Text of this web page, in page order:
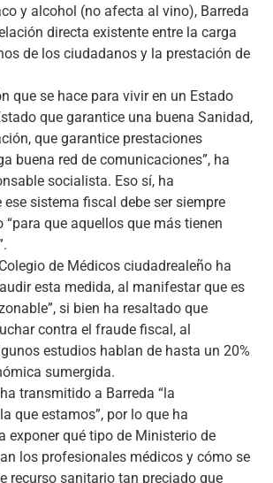
y alcohol (no afecta al vino), Barreda
directa existente entre la carga
de los ciudadanos y la prestación de
que se hace para vivir en un Estado
que garantice una buena Sanidad,
que garantice prestaciones
buena red de comunicaciones”, ha
socialista. Eso sí, ha
sistema fiscal debe ser siempre
“para que aquellos que más tienen
de Médicos ciudadrealeño ha
esta medida, al manifestar que es
si bien ha resaltado que
contra el fraude fiscal, al
estudios hablan de hasta un 20%
sumergida.
transmitido a Barreda “la
que estamos”, por lo que ha
exponer qué tipo de Ministerio de
los profesionales médicos y cómo se
recurso sanitario tan preciado que